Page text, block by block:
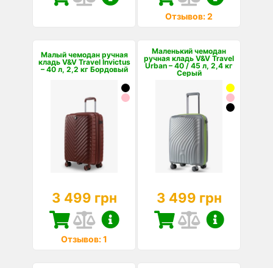
Отзывов: 2
Малый чемодан ручная
кладь V&V Travel Invictus
– 40 л, 2,2 кг Бордовый
3 499 грн
Отзывов: 1
Маленький чемодан
ручная кладь V&V Travel
Urban – 40 / 45 л, 2,4 кг
Серый
3 499 грн